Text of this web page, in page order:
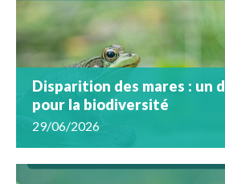
Disparition des mares : un
pour la biodiversité
29/06/2026